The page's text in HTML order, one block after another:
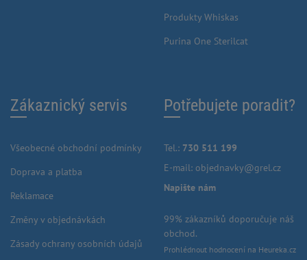
Produkty Whiskas
Purina One Sterilcat
Zákaznický servis
Všeobecné obchodní podmínky
Doprava a platba
Reklamace
Změny v objednávkách
Zásady ochrany osobních údajů
Potřebujete poradit?
Tel.: 730 511 199
E-mail: objednavky@grel.cz
Napište nám
99% zákazníků doporučuje náš
obchod.
Prohlédnout hodnocení na Heureka.cz